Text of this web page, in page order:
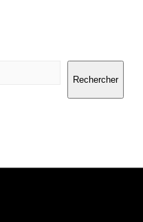
Rechercher